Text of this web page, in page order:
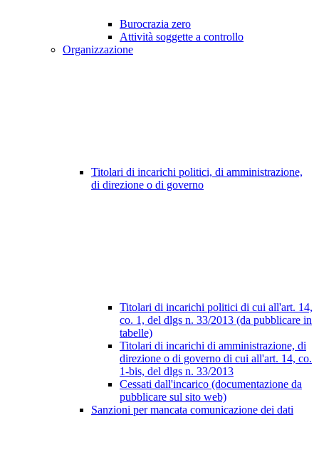
Burocrazia zero
Attività soggette a controllo
Organizzazione
Titolari di incarichi politici, di amministrazione,
di direzione o di governo
Titolari di incarichi politici di cui all'art. 14,
co. 1, del dlgs n. 33/2013 (da pubblicare in
tabelle)
Titolari di incarichi di amministrazione, di
direzione o di governo di cui all'art. 14, co.
1-bis, del dlgs n. 33/2013
Cessati dall'incarico (documentazione da
pubblicare sul sito web)
Sanzioni per mancata comunicazione dei dati